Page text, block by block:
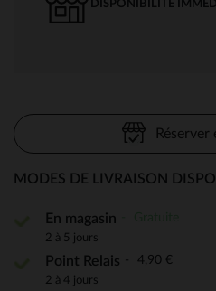
DISPONIBILITÉ
Réserver
MODES DE LIVRAISON
En magasin
2 à 5 jours
Point Relais 4,90 €
2 à 4 jours